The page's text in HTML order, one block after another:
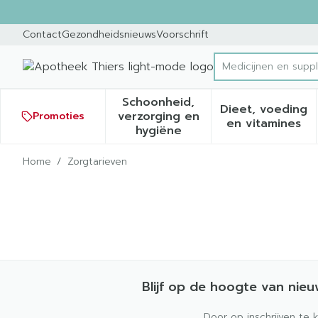
ContactGezondheidsnieuwsVoorschrift
Product, merk,
Medicijnen en
Promoties
Schoonheid,
verzorging en
hygiëneToon submenu voor
Dieet, voeding
en vitamines
Toon
Home / Zorgtarieven
Blijf op de hoogte van